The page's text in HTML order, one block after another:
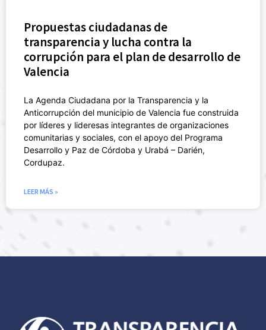
Propuestas ciudadanas de
transparencia y lucha contra la
corrupción para el plan de desarrollo de
Valencia
La Agenda Ciudadana por la Transparencia y la
Anticorrupción del municipio de Valencia fue construida
por líderes y lideresas integrantes de organizaciones
comunitarias y sociales, con el apoyo del Programa
Desarrollo y Paz de Córdoba y Urabá – Darién,
Cordupaz.
LEER MÁS »